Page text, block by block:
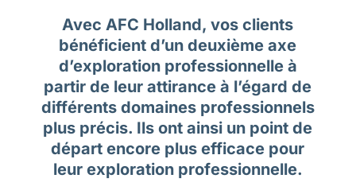
Avec AFC Holland, vos clients
bénéficient d’un deuxième axe
d’exploration professionnelle à
partir de leur attirance à l’égard de
différents domaines professionnels
plus précis. Ils ont ainsi un point de
départ encore plus efficace pour
leur exploration professionnelle.